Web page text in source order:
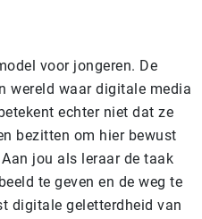
voor jongeren. De
wereld waar digitale media
echter niet dat ze
bezitten om hier bewust
jou als leraar de taak
te geven en de weg te
digitale geletterdheid van